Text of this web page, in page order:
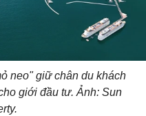
neo" giữ chân du khách
giới đầu tư. Ảnh: Sun